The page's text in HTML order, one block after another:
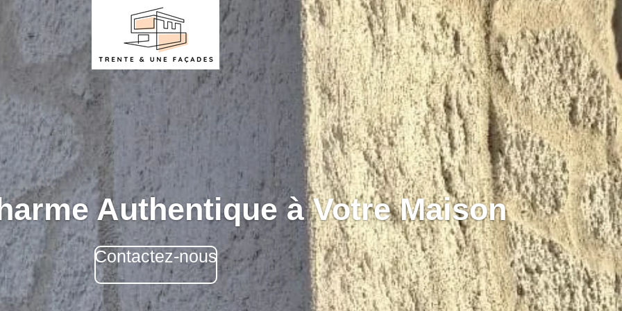
Authentique à Votre Maison
Contactez-nous